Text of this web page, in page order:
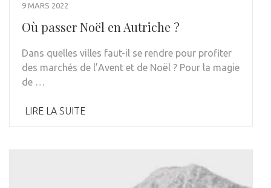
9 MARS 2022
Où passer Noël en Autriche ?
Dans quelles villes faut-il se rendre pour profiter
des marchés de l’Avent et de Noël ? Pour la magie
de …
LIRE LA SUITE